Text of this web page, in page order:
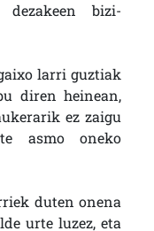
bizi-
larri guztiak
diren heinean,
ez zaigu
asmo oneko
duten onena
urte luzez, eta